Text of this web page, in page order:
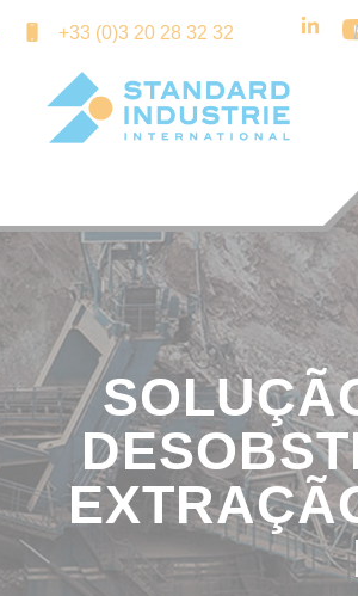
+33 (0)3 20 28 32 32